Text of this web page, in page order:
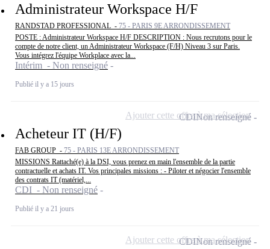
Administrateur Workspace H/F
RANDSTAD PROFESSIONAL - 75 - PARIS 9E ARRONDISSEMENT
POSTE : Administrateur Workspace H/F DESCRIPTION : Nous recrutons pour le
compte de notre client, un Administrateur Workspace (F/H) Niveau 3 sur Paris.
Vous intégrez l'équipe Workplace avec la...
Intérim - Non renseigné
Publié il y a 15 jours
Acheteur IT (H/F)
FAB GROUP - 75 - PARIS 13E ARRONDISSEMENT
MISSIONS Rattaché(e) à la DSI, vous prenez en main l'ensemble de la partie
contractuelle et achats IT. Vos principales missions : - Piloter et négocier l'ensemble
des contrats IT (matériel,...
CDI - Non renseigné
Publié il y a 21 jours
CDINon renseigné
Ajouter cette offre à ma sélection
CDINon renseigné
Ajouter cette offre à ma sélection